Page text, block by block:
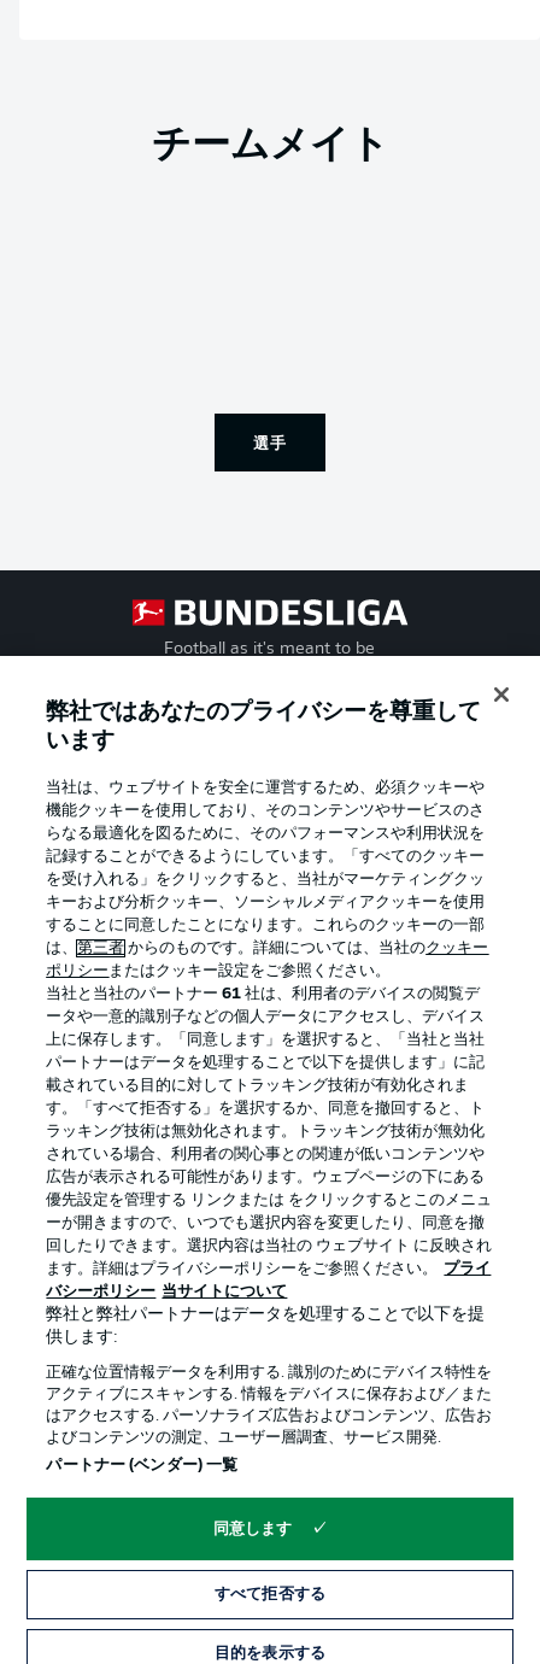
チームメイト
選手
Football as it's meant to be
Official Partners
プライバシー・ポリシー 優先設定を管理する
利用条件 放送局
求人 選手
当サイトについて
© 2026 Bundesliga-Gruppe GmbH
言語をお選びください
Display Mode
弊社ではあなたのプライバシーを尊重して
います
当社は、ウェブサイトを安全に運営するため、必須クッキーや
機能クッキーを使用しており、そのコンテンツやサービスのさ
らなる最適化を図るために、そのパフォーマンスや利用状況を
記録することができるようにしています。「すべてのクッキー
を受け入れる」をクリックすると、当社がマーケティングクッ
キーおよび分析クッキー、ソーシャルメディアクッキーを使用
することに同意したことになります。これらのクッキーの一部
は、第三者 からのものです。詳細については、当社のクッキー
ポリシー またはクッキー設定をご参照ください。
当社と当社のパートナー61 社は、利用者のデバイスの閲覧デ
ータや一意的識別子などの個人データにアクセスし、デバイス
上に保存します。「同意します」を選択すると、「当社と当社
パートナーはデータを処理することで以下を提供します」に記
載されている目的に対してトラッキング技術が有効化されま
す。「すべて拒否する」を選択するか、同意を撤回すると、ト
ラッキング技術は無効化されます。トラッキング技術が無効化
されている場合、利用者の関心事との関連が低いコンテンツや
広告が表示される可能性があります。ウェブページの下にある
優先設定を管理する リンクまたは をクリックするとこのメニュ
ーが開きますので、いつでも選択内容を変更したり、同意を撤
回したりできます。選択内容は当社の ウェブサイト に反映され
ます。詳細はプライバシーポリシーをご参照ください。
プライ
バシーポリシー 当サイトについて
弊社と弊社パートナーはデータを処理することで以下を提
供します:
正確な位置情報データを利用する. 識別のためにデバイス特性を
アクティブにスキャンする. 情報をデバイスに保存および／また
はアクセスする. パーソナライズ広告およびコンテンツ、広告お
よびコンテンツの測定、ユーザー層調査、サービス開発.
パートナー (ベンダー) 一覧
同意します
すべて拒否する
目的を表示する